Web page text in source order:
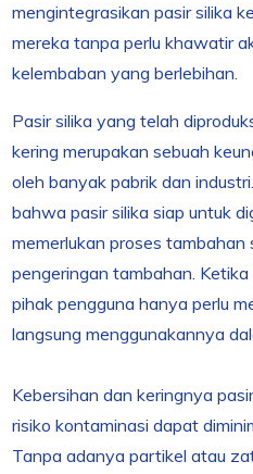
mengintegrasikan pasir silika
mereka tanpa perlu khawatir
kelembaban yang berlebihan.
Pasir silika yang telah
kering merupakan sebuah
oleh banyak pabrik dan
bahwa pasir silika siap untuk
memerlukan proses
pengeringan tambahan. Ketika
pihak pengguna hanya perlu
langsung menggunakannya
Kebersihan dan keringnya
risiko kontaminasi dapat
Tanpa adanya partikel atau